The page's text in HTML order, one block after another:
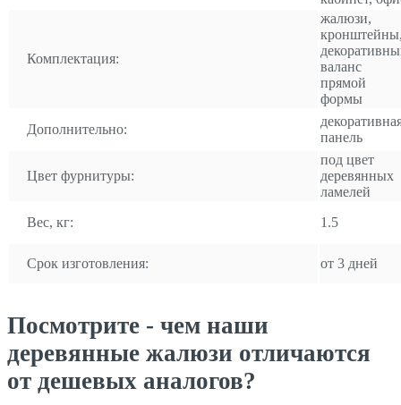
Комплектация:
жалюзи,
валанс
прямой
формы
Дополнительно:
панель
Цвет фурнитуры:
под цвет
деревянных
ламелей
Вес, кг:
1.5
Срок изготовления: от 3 дней
Посмотрите - чем наши
деревянные жалюзи отличаются
от дешевых аналогов?